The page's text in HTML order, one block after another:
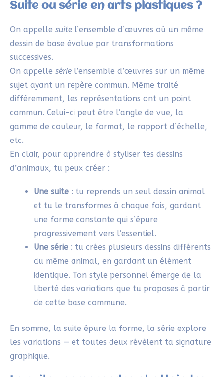
Suite ou série en arts plastiques ?
On appelle suite l’ensemble d’œuvres où un même
dessin de base évolue par transformations
successives.
On appelle série l’ensemble d’œuvres sur un même
sujet ayant un repère commun. Même traité
différemment, les représentations ont un point
commun. Celui-ci peut être l’angle de vue, la
gamme de couleur, le format, le rapport d’échelle,
etc.
En clair, pour apprendre à styliser tes dessins
d’animaux, tu peux créer :
Une suite : tu reprends un seul dessin animal
et tu le transformes à chaque fois, gardant
une forme constante qui s’épure
progressivement vers l’essentiel.
Une série : tu crées plusieurs dessins différents
du même animal, en gardant un élément
identique. Ton style personnel émerge de la
liberté des variations que tu proposes à partir
de cette base commune.
En somme, la suite épure la forme, la série explore
les variations — et toutes deux révèlent ta signature
graphique.